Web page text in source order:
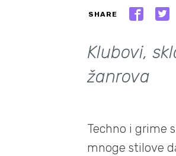
SHARE
Klubovi,
žanrova
Techno i grime
mnoge stilove